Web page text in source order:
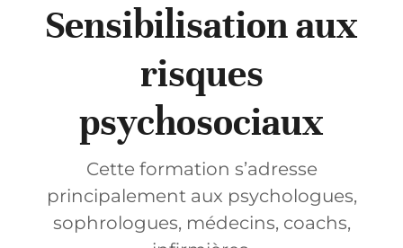
Sensibilisation aux
risques
psychosociaux
Cette formation s’adresse
principalement aux psychologues,
sophrologues, médecins, coachs,